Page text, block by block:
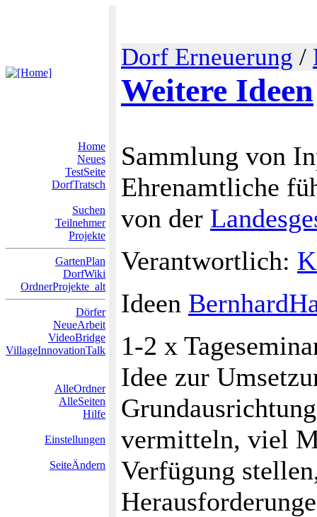
Dorf Erneuerung /
Weitere Ideen
Home
Neues
TestSeite
DorfTratsch
Suchen
Teilnehmer
Projekte
GartenPlan
DorfWiki
OrdnerProjekte_alt
Dörfer
NeueArbeit
VideoBridge
VillageInnovationTalk
AlleOrdner
AlleSeiten
Hilfe
Einstellungen
SeiteÄndern
Sammlung von
Ehrenamtliche
von der
Verantwortlich:
Ideen
1-2 x
Idee zur
vermitteln, viel
Verfügung